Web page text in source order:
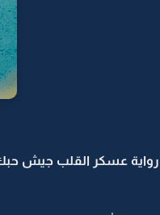
رواية عسكر القلب جيش حبك